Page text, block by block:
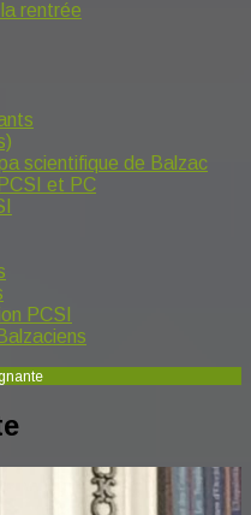
rentrée
scientifique de Balzac
et PC
PCSI